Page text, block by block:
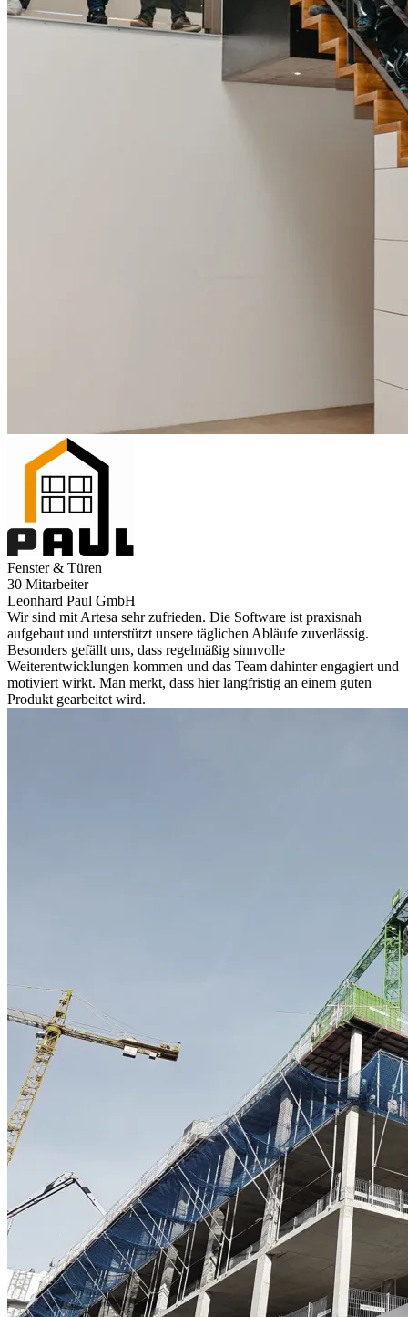
Fenster & Türen
30 Mitarbeiter
Leonhard Paul GmbH
Wir sind mit Artesa sehr zufrieden. Die Software ist praxisnah
aufgebaut und unterstützt unsere täglichen Abläufe zuverlässig.
Besonders gefällt uns, dass regelmäßig sinnvolle
Weiterentwicklungen kommen und das Team dahinter engagiert und
motiviert wirkt. Man merkt, dass hier langfristig an einem guten
Produkt gearbeitet wird.